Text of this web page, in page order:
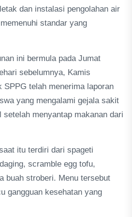
dan instalasi pengolahan air
standar yang
ini bermula pada Jumat
sebelumnya, Kamis
SPPG telah menerima laporan
yang mengalami gejala sakit
setelah menyantap makanan dari
itu terdiri dari spageti
scramble egg tofu,
buah stroberi. Menu tersebut
gangguan kesehatan yang